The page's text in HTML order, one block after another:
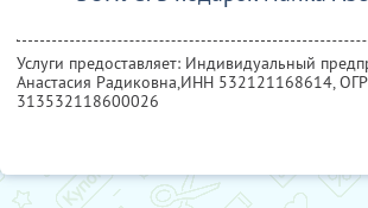
Услуги предоставляет: Индивидуальный
Анастасия Радиковна,ИНН 532121168614,
313532118600026